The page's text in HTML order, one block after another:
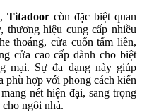
Titadoor còn đặc biệt quan
thương hiệu cung cấp nhiều
thoáng, cửa cuốn tấm liền,
cửa cao cấp dành cho biệt
mại. Sự đa dạng này giúp
phù hợp với phong cách kiến
nét hiện đại, sang trọng
ngôi nhà.